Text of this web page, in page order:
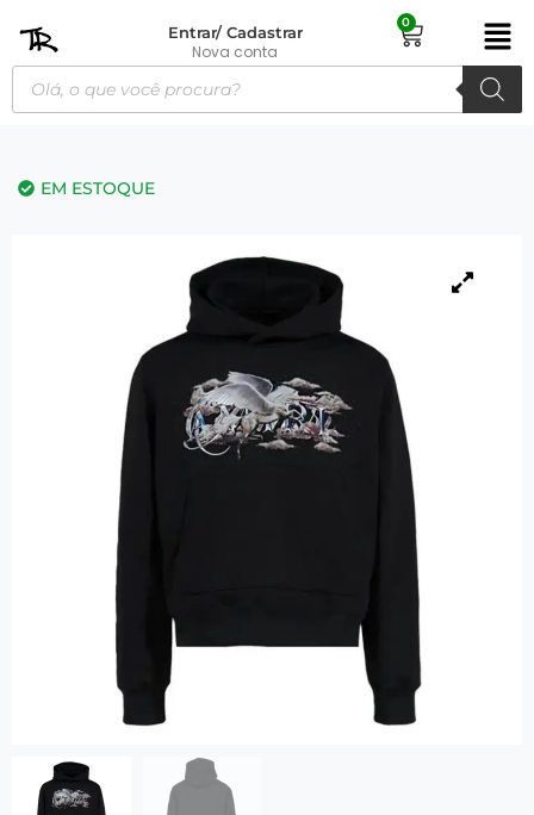
Entrar/ Cadastrar
Nova conta
0
EM ESTOQUE